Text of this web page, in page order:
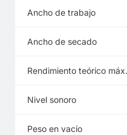
Ancho de trabajo
Ancho de secado
Rendimiento teórico máx.
Nivel sonoro
Peso en vacío